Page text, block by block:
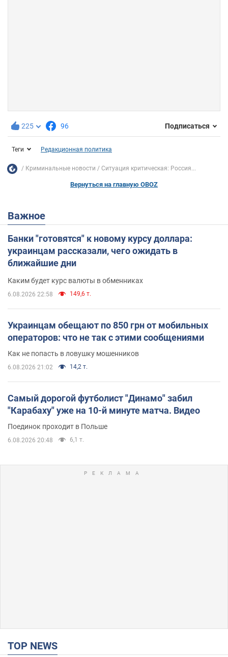
225 96 Подписаться
Теги Редакционная политика
Криминальные новости Ситуация критическая: Россия...
Вернуться на главную OBOZ
Важное
Банки "готовятся" к новому курсу доллара:
украинцам рассказали, чего ожидать в
ближайшие дни
Каким будет курс валюты в обменниках
6.08.2026 22:58 149,6 т.
Украинцам обещают по 850 грн от мобильных
операторов: что не так с этими сообщениями
Как не попасть в ловушку мошенников
6.08.2026 21:02 14,2 т.
Самый дорогой футболист "Динамо" забил
"Карабаху" уже на 10-й минуте матча. Видео
Поединок проходит в Польше
6.08.2026 20:48 6,1 т.
TOP NEWS